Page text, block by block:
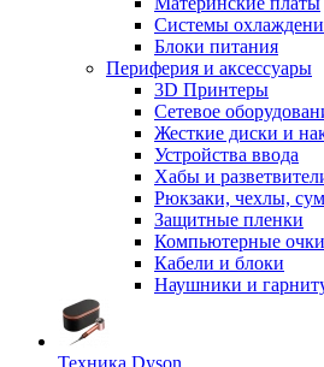
Системы
Блоки питания
Периферия и аксессуары
3D Принтеры
Сетевое
Жесткие диски и
Устройства ввода
Хабы и
Рюкзаки, чехлы,
Защитные пленки
Компьютерные очки
Кабели и блоки
Наушники и
Техника Dyson